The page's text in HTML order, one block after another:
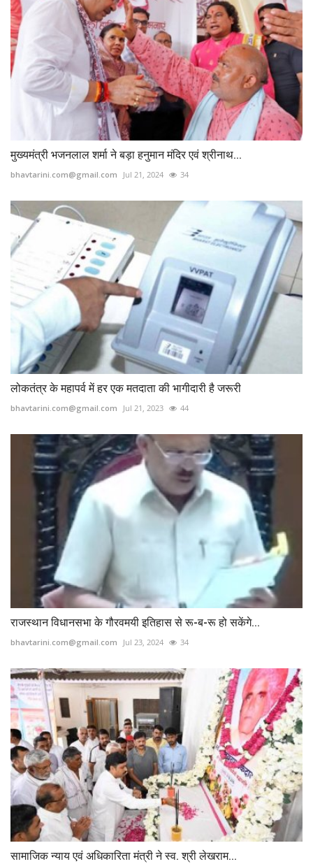
मुख्यमंत्री भजनलाल शर्मा ने बड़ा हनुमान मंदिर एवं श्रीनाथ...
bhavtarini.com@gmail.com Jul 21, 2024 34
लोकतंत्र के महापर्व में हर एक मतदाता की भागीदारी है जरूरी
bhavtarini.com@gmail.com Jul 21, 2023 44
राजस्थान विधानसभा के गौरवमयी इतिहास से रू-ब-रू हो सकेंगे...
bhavtarini.com@gmail.com Jul 23, 2024 34
सामाजिक न्याय एवं अधिकारिता मंत्री ने स्व. श्री लेखराम...